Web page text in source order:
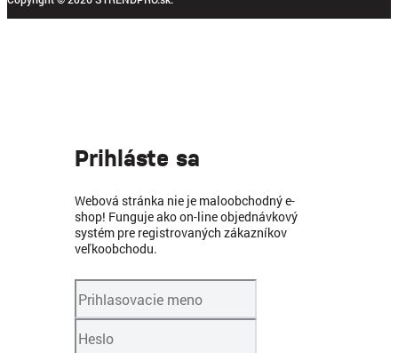
Prihláste sa
Webová stránka nie je maloobchodný e-
shop! Funguje ako on-line objednávkový
systém pre registrovaných zákazníkov
veľkoobchodu.